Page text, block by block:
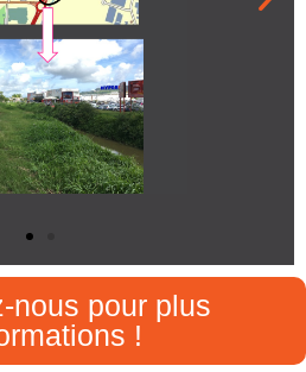
nous pour plus
!